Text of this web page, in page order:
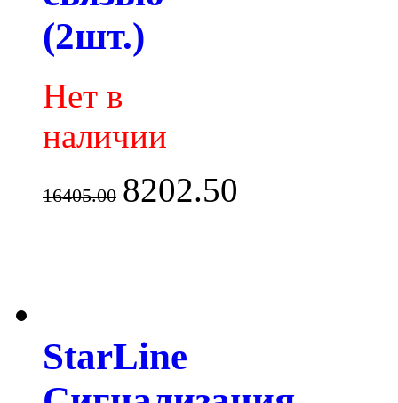
(2шт.)
Нет в
наличии
16405.00 8202.50
StarLine